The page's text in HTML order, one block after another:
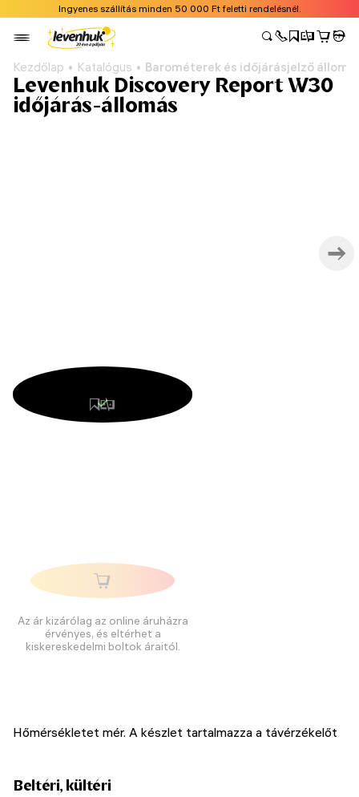
Ingyenes szállítás minden 50 000 Ft feletti rendelésnél.
Kezdőlap Katalógus Barométerek és időjárásjelző
Levenhuk Discovery Report W30
időjárás-állomás
Az ár kizárólag az online áruházra
érvényes, és eltérhet a
kiskereskedelmi boltok áraitól.
Hőmérsékletet mér. A készlet tartalmazza a távérzékelőt
Beltéri, kültéri